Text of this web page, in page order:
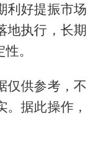
利好提振市场
地执行，长期
。
仅供参考，不
据此操作，